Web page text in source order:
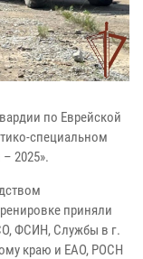
по Еврейской
специальном
2025».
приняли
ФСИН, Службы в г.
краю и ЕАО, РОСН